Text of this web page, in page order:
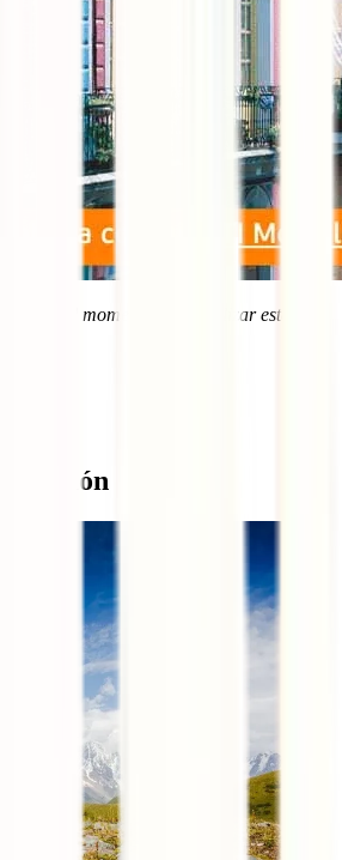
en el momento de actualizar esta